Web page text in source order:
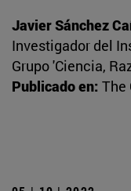
Javier Sánchez
Investigador del
Grupo 'Ciencia,
Publicado en: The